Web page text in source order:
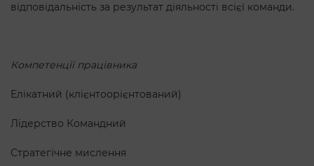
відповідальність за результат діяльності всієї команди.
Компетенції працівника
Елікатний (клієнтоорієнтований)
Лідерство Командний
Стратегічне мислення